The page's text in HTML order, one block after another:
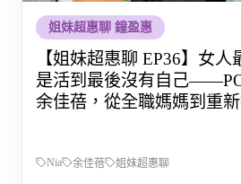
姐妹超惠聊 鐘盈惠
【姐妹超惠聊 EP36】女人
是活到最後沒有自己
余佳蓓，從全職媽媽到重
Nia 余佳蓓 姐妹超惠聊